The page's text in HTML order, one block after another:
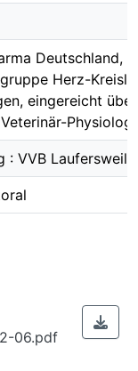
Deutschland,
Herz-
eingereicht
: VVB
06.pdf